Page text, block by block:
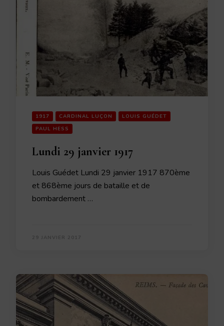
1917 CARDINAL LUÇON
LOUIS GUÉDET
PAUL HESS
Lundi 29 janvier 1917
Louis Guédet Lundi 29 janvier 1917 870ème
et 868ème jours de bataille et de
bombardement …